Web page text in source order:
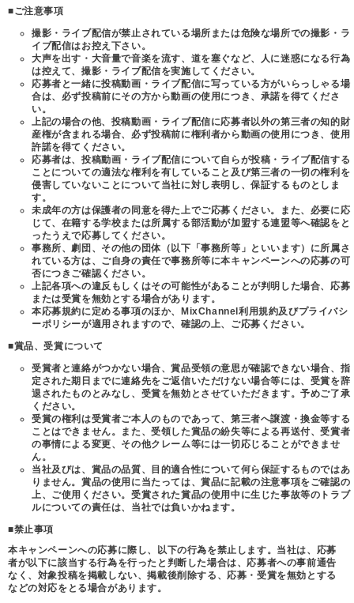
■ご注意事項
撮影・ライブ配信が禁止されている場所または危険な場所での撮影・ラ
イブ配信はお控え下さい。
大声を出す・大音量で音楽を流す、道を塞ぐなど、人に迷惑になる行為
は控えて、撮影・ライブ配信を実施してください。
応募者と一緒に投稿動画・ライブ配信に写っている方がいらっしゃる場
合は、必ず投稿前にその方から動画の使用につき、承諾を得てくださ
い。
上記の場合の他、投稿動画・ライブ配信に応募者以外の第三者の知的財
産権が含まれる場合、必ず投稿前に権利者から動画の使用につき、使用
許諾を得てください。
応募者は、投稿動画・ライブ配信について自らが投稿・ライブ配信する
ことについての適法な権利を有していること及び第三者の一切の権利を
侵害していないことについて当社に対し表明し、保証するものとしま
す。
未成年の方は保護者の同意を得た上でご応募ください。また、必要に応
じて、在籍する学校または所属する部活動が加盟する連盟等へ確認をと
ったうえで応募してください。
事務所、劇団、その他の団体（以下「事務所等」といいます）に所属さ
れている方は、ご自身の責任で事務所等に本キャンペーンへの応募の可
否につきご確認ください。
上記各項への違反もしくはその可能性があることが判明した場合、応募
または受賞を無効とする場合があります。
本応募規約に定める事項のほか、MixChannel利用規約及びプライバシ
ーポリシーが適用されますので、確認の上、ご応募ください。
■賞品、受賞について
受賞者と連絡がつかない場合、賞品受領の意思が確認できない場合、指
定された期日までに連絡先をご返信いただけない場合等には、受賞を辞
退されたものとみなし、受賞を無効とさせていただきます。予めご了承
ください。
受賞の権利は受賞者ご本人のものであって、第三者へ譲渡・換金等する
ことはできません。また、受領した賞品の紛失等による再送付、受賞者
の事情による変更、その他クレーム等には一切応じることができませ
ん。
当社及びは、賞品の品質、目的適合性について何ら保証するものではあ
りません。賞品の使用に当たっては、賞品に記載の注意事項をご確認の
上、ご使用ください。受賞された賞品の使用中に生じた事故等のトラブ
ルについての責任は、当社では負いかねます。
■禁止事項
本キャンペーンへの応募に際し、以下の行為を禁止します。当社は、応募
者が以下に該当する行為を行ったと判断した場合は、応募者への事前通告
なく、対象投稿を掲載しない、掲載後削除する、応募・受賞を無効とする
などの対応をとる場合があります。